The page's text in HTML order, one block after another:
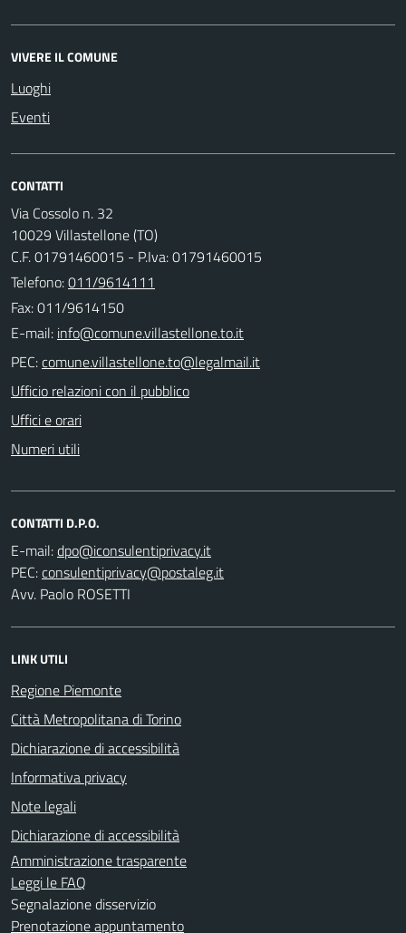
VIVERE IL COMUNE
Luoghi
Eventi
CONTATTI
Via Cossolo n. 32
10029 Villastellone (TO)
C.F. 01791460015 - P.Iva: 01791460015
Telefono:011/9614111
Fax: 011/9614150
E-mail:
PEC:
Ufficio relazioni con il pubblico
Uffici e orari
Numeri utili
CONTATTI D.P.O.
E-mail:
PEC:
Avv. Paolo ROSETTI
LINK UTILI
Regione Piemonte
Città Metropolitana di Torino
Dichiarazione di accessibilità
Informativa privacy
Note legali
Dichiarazione di accessibilità
Amministrazione trasparente
Leggi le FAQ
Segnalazione disservizio
Prenotazione appuntamento